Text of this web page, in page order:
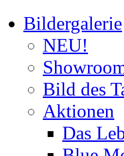
Bildergalerie
NEU!
Bild des
Aktionen
Das